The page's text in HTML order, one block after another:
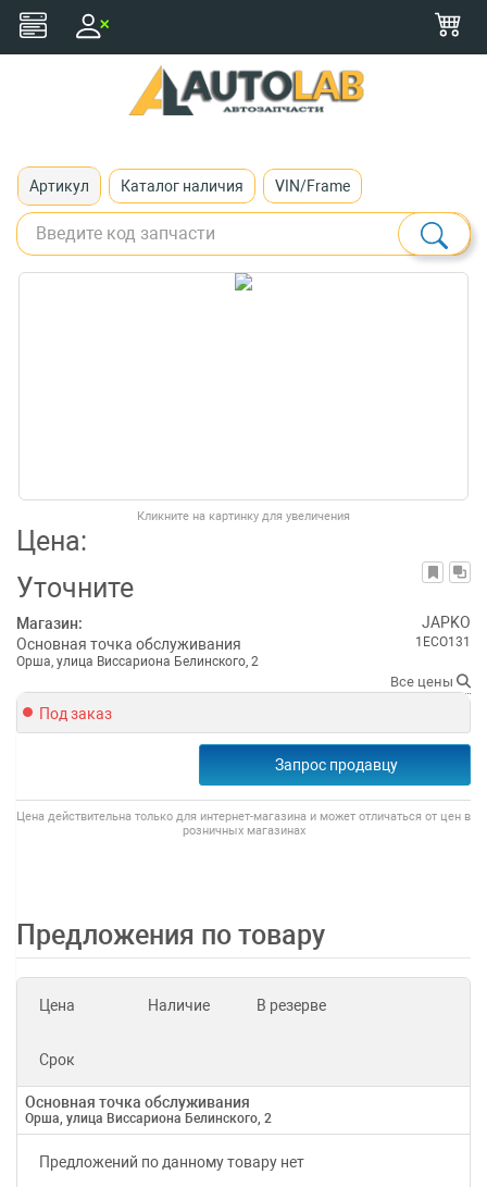
Артикул Каталог наличия VIN/Frame
Кликните на картинку для увеличения
Цена:
Уточните
Магазин:
Основная точка обслуживания
Орша, улица Виссариона Белинского, 2
JAPKO
1ECO131
Все цены
Под заказ
Запрос продавцу
Цена действительна только для интернет-магазина и может отличаться от цен в
розничных магазинах
Предложения по товару
Цена Наличие В резерве
Срок
Основная точка обслуживания
Орша, улица Виссариона Белинского, 2
Предложений по данному товару нет